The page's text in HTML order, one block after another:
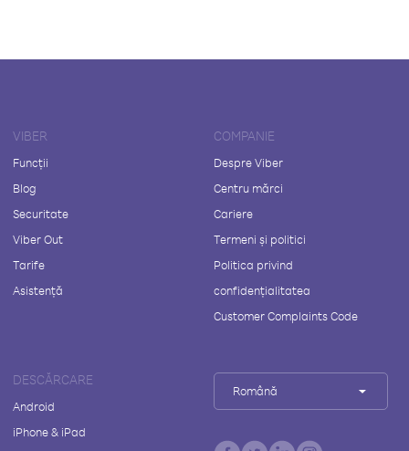
VIBER
Funcții
Blog
Securitate
Viber Out
Tarife
Asistență
COMPANIE
Despre Viber
Centru mărci
Cariere
Termeni și politici
Politica privind
confidențialitatea
Customer Complaints Code
DESCĂRCARE
Android
iPhone & iPad
Română